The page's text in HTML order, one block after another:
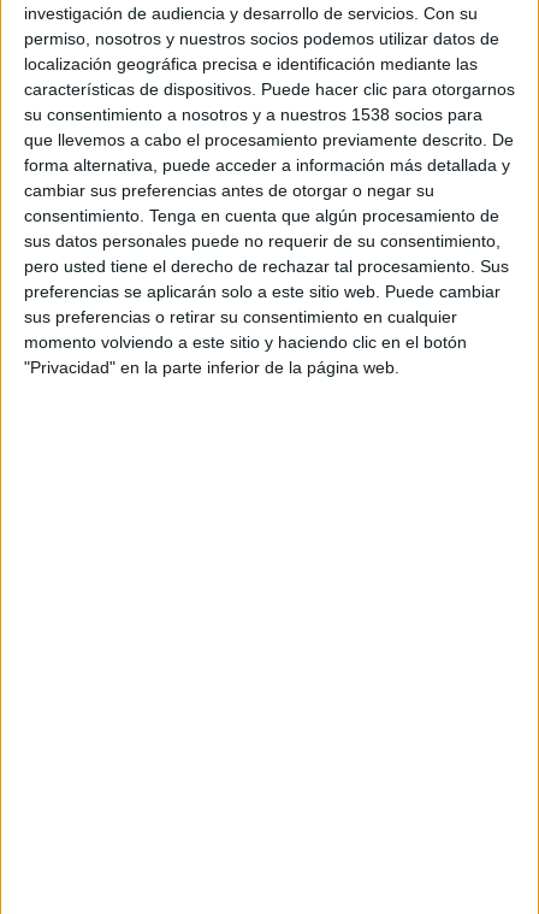
investigación de audiencia y desarrollo de servicios. Con su
permiso, nosotros y nuestros socios podemos utilizar datos de
localización geográfica precisa e identificación mediante las
características de dispositivos. Puede hacer clic para otorgarnos
su consentimiento a nosotros y a nuestros 1538 socios para
que llevemos a cabo el procesamiento previamente descrito. De
forma alternativa, puede acceder a información más detallada y
cambiar sus preferencias antes de otorgar o negar su
consentimiento. Tenga en cuenta que algún procesamiento de
sus datos personales puede no requerir de su consentimiento,
pero usted tiene el derecho de rechazar tal procesamiento. Sus
preferencias se aplicarán solo a este sitio web. Puede cambiar
sus preferencias o retirar su consentimiento en cualquier
momento volviendo a este sitio y haciendo clic en el botón
"Privacidad" en la parte inferior de la página web.
Anunciante: Acción contra el Hambre
Campaña: Inseguridad alimentaria en España
Agencia encargada: Prodigioso Volcán
Directora de clientes: Arantza Coullaut
Jefe de proyecto/ gestión de la campaña: Inés
Anaya
Directores creativos: Ricardo Llavador y Quique
Herrero
Equipo Creativo: Pablo Paracuellos y David
García
Equipo Diseño: Paula Herrera y Alejandra
Angosto
RRSS: John Niclós y Álvaro Domínguez
Título: Hackeamos el hambre